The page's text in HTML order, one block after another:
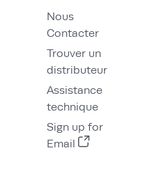
Nous
Contacter
Trouver un
distributeur
Assistance
technique
Sign up for
Email